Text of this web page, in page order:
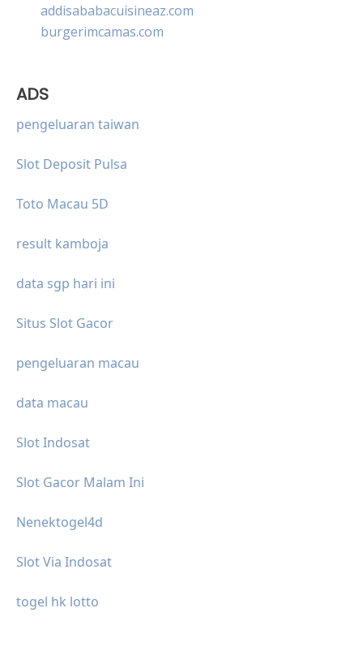
addisababacuisineaz.com
burgerimcamas.com
ADS
pengeluaran taiwan
Slot Deposit Pulsa
Toto Macau 5D
result kamboja
data sgp hari ini
Situs Slot Gacor
pengeluaran macau
data macau
Slot Indosat
Slot Gacor Malam Ini
Nenektogel4d
Slot Via Indosat
togel hk lotto